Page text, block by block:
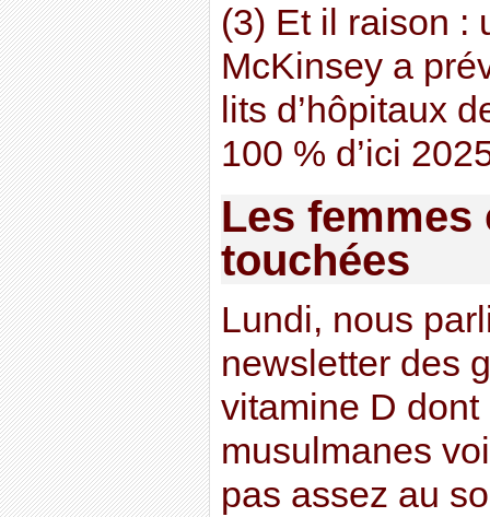
(3) Et il raison :
McKinsey a
lits d’hôpitaux
100 % d’ici
Les
touchées
Lundi, nous
newsletter des
vitamine D
musulmanes
pas assez au